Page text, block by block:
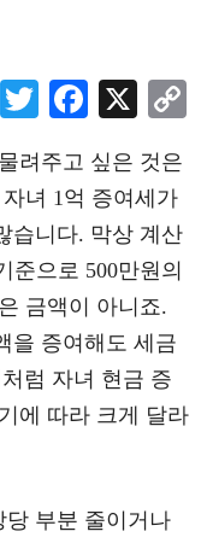
Te
T
tt
er
F
eb
oo
k
X
려주고 싶은 것은
녀 1억 증여세가
습니다. 막상 계산
준으로 500만원의
금액이 아니죠.
을 증여해도 세금
럼 자녀 현금 증
에 따라 크게 달라
부분 줄이거나